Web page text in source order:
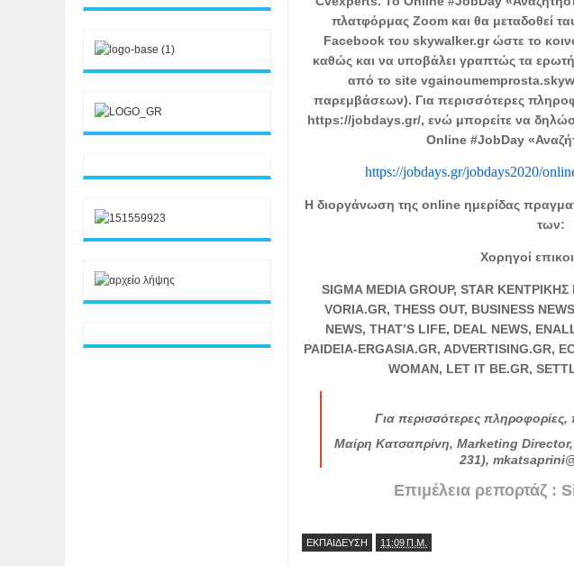
πλατφόρμας Zoom και θα μεταδοθεί
Facebook του skywalker.gr ώστε το
καθώς και να υποβάλει γραπτώς τα
από το site
παρεμβάσεων). Για περισσότερες
https://jobdays.gr/, ενώ μπορείτε να
Online #JobDay
https://jobdays.gr/jobdays2020/
Η διοργάνωση της online ημερίδας
των:
Χορηγοί
SIGMA MEDIA GROUP, STAR
VORIA.GR, THESS OUT, BUSINESS
NEWS, THAT’S LIFE, DEAL NEWS,
PAIDEIA-ERGASIA.GR,
WOMAN, LET IT BE.GR,
Για περισσότερες
Μαίρη Κατσαπρίνη, Marketing
231),
Επιμέλεια ρεπορτάζ :
ΕΚΠΑΙΔΕΥΣΗ 11:09 Π.Μ.